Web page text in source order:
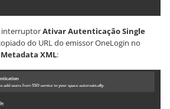
interruptorAtivar Autenticação Single
do URL do emissor OneLogin no
XML: